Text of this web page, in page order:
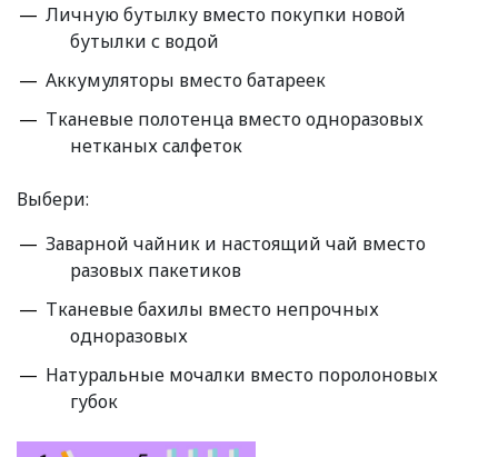
Личную бутылку вместо покупки новой
бутылки с водой
Аккумуляторы вместо батареек
Тканевые полотенца вместо одноразовых
нетканых салфеток
Выбери:
Заварной чайник и настоящий чай вместо
разовых пакетиков
Тканевые бахилы вместо непрочных
одноразовых
Натуральные мочалки вместо поролоновых
губок